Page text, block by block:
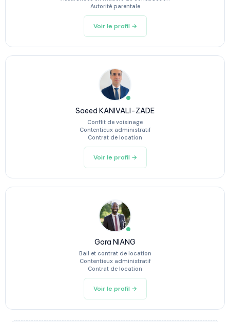
Autorité parentale
Voir le profil →
Saeed KANIVALI-ZADE
Conflit de voisinage
Contentieux administratif
Contrat de location
Voir le profil →
Gora NIANG
Bail et contrat de location
Contentieux administratif
Contrat de location
Voir le profil →